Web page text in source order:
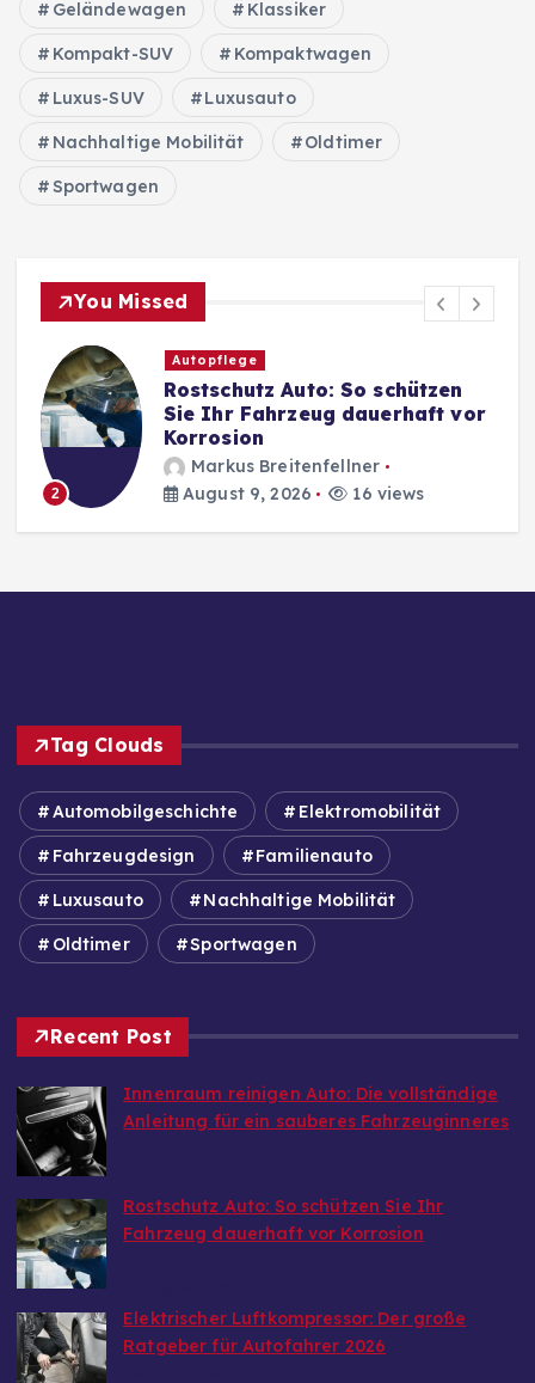
Geländewagen Klassiker
Kompakt-SUV Kompaktwagen
Luxus-SUV Luxusauto
Nachhaltige Mobilität Oldtimer
Sportwagen
You Missed
2
Autopflege
Rostschutz Auto: So schützen
Sie Ihr Fahrzeug dauerhaft vor
Korrosion
Markus Breitenfellner
August 9, 2026
16 views
Tag Clouds
Automobilgeschichte Elektromobilität
Fahrzeugdesign Familienauto
Luxusauto Nachhaltige Mobilität
Oldtimer Sportwagen
Recent Post
Innenraum reinigen Auto: Die vollständige
Anleitung für ein sauberes Fahrzeuginneres
Rostschutz Auto: So schützen Sie Ihr
Fahrzeug dauerhaft vor Korrosion
Elektrischer Luftkompressor: Der große
Ratgeber für Autofahrer 2026